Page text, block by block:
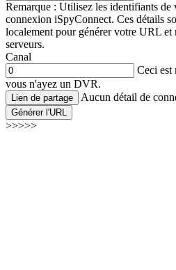
Remarque : Utilisez les identifiants de
connexion iSpyConnect. Ces détails
localement pour générer votre URL et
serveurs.
Canal
Ceci est
vous n'ayez un DVR.
Lien de partage Aucun détail de
Générer l'URL
>>>>>